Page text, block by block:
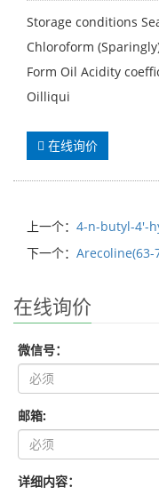
Storage conditions
Chloroform
Form Oil Acidity
Oilliqui
在线询价
上一个： 4-n-butyl-4'-
下一个： Arecoline(63-
在线询价
微信号：
邮箱:
详细内容：